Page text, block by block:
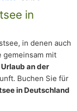
in
in denen auch
gemeinsam mit
Urlaub an der
Buchen Sie für
in Deutschland